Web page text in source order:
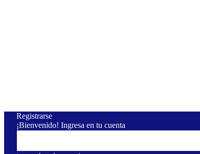
Registrarse
¡Bienvenido! Ingresa en tu cuenta